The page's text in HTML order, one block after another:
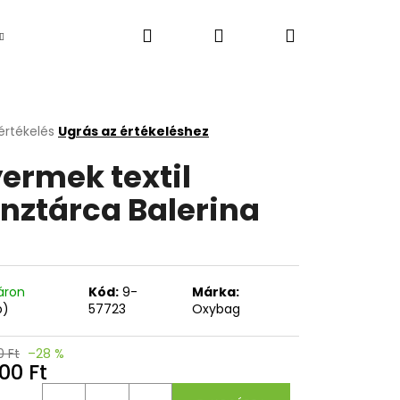
KeresésBejelentkezés
Kosár
Ugrás az értékeléshez
textil
Balerina
Kód: 9-
57723
Márka:
Oxybag
Ft –28 %
Ft